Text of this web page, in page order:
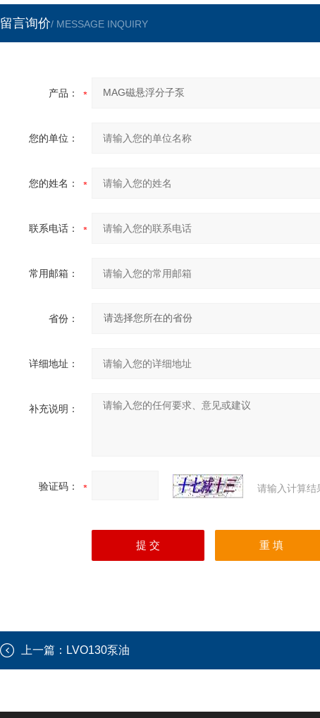
留言询价/ MESSAGE INQUIRY
产品：
您的单位：
您的姓名：
联系电话：
常用邮箱：
省份：
详细地址：
补充说明：
验证码： 请输入计算结
上一篇： LVO130泵油